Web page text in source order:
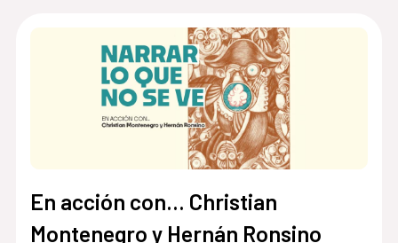
En acción con... Christian
Montenegro y Hernán Ronsino